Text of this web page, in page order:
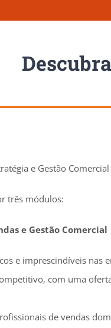
e Gestão
três módulos:
e Gestão Comercial
e imprescindíveis
com uma
de vendas